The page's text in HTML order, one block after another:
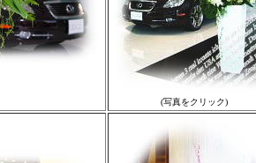
(写真をクリック)